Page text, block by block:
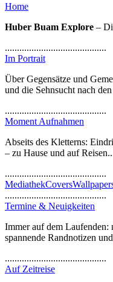
Home
Huber Buam Explore –
..........................................
Im Portrait
Über Gegensätze und
und die Sehnsucht nach
..........................................
Moment Aufnahmen
Abseits des Kletterns:
– zu Hause und auf
..........................................
MediathekCovers
..........................................
Termine & Neuigkeiten
Immer auf dem Laufenden:
spannende Randnotizen
..........................................
Auf Zeitreise